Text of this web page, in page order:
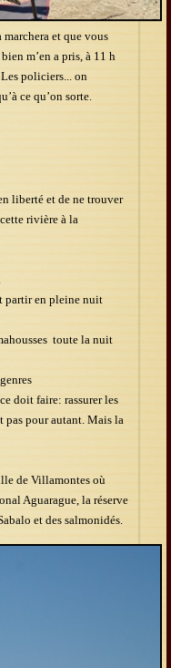
marchera et que vous
m’en a pris, à 11 h
policiers... on
ce qu’on sorte.
liberté et de ne trouver
rivière à la
partir en pleine nuit
toute la nuit
doit faire: rassurer les
pas pour autant. Mais la
de Villamontes où
Aguarague, la réserve
et des salmonidés.